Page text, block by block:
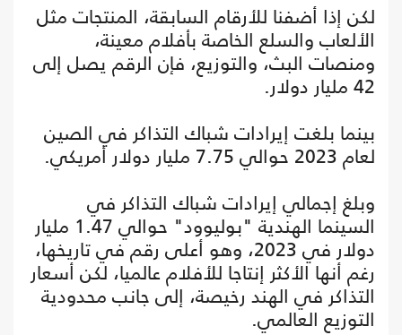
لكن إذا أضفنا للأرقام السابقة، المنتجات مثل
الألعاب والسلع الخاصة بأفلام معينة،
ومنصات البث، والتوزيع، فإن الرقم يصل إلى
42 مليار دولار.
بينما بلغت إيرادات شباك التذاكر في الصين
لعام 2023 حوالي 7.75 مليار دولار أمريكي.
وبلغ إجمالي إيرادات شباك التذاكر في
السينما الهندية "بوليوود" حوالي 1.47 مليار
دولار في 2023، وهو أعلى رقم في تاريخها،
رغم أنها الأكثر إنتاجا للأفلام عالميا، لكن أسعار
التذاكر في الهند رخيصة، إلى جانب محدودية
التوزيع العالمي.